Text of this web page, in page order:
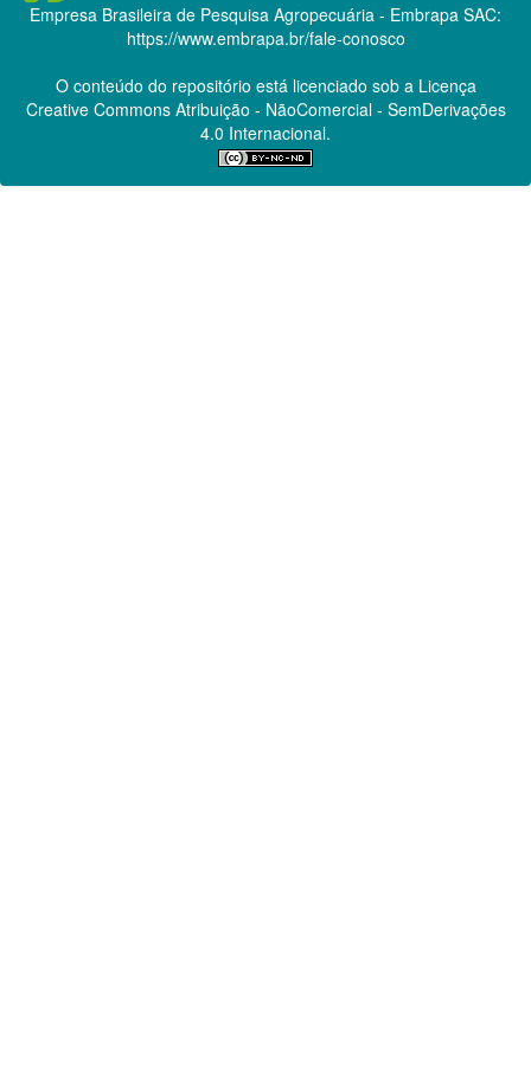
Empresa Brasileira de Pesquisa Agropecuária - Embrapa SAC:
https://www.embrapa.br/fale-conosco
O conteúdo do repositório está licenciado sob a Licença
Creative CommonsAtribuição - NãoComercial - SemDerivações
4.0 Internacional.